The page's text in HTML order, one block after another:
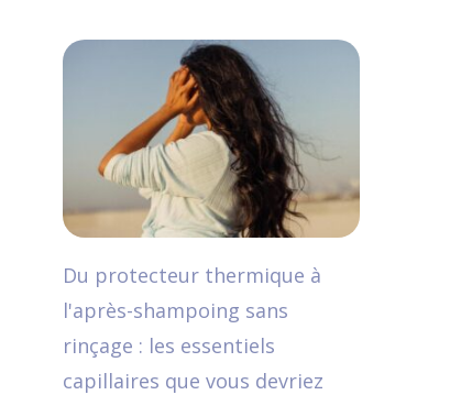
Du protecteur thermique à
l'après-shampoing sans
rinçage : les essentiels
capillaires que vous devriez